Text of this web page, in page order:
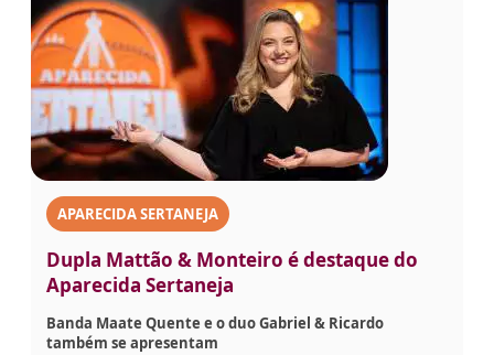
APARECIDA SERTANEJA
Dupla Mattão & Monteiro é destaque do
Aparecida Sertaneja
Banda Maate Quente e o duo Gabriel & Ricardo
também se apresentam